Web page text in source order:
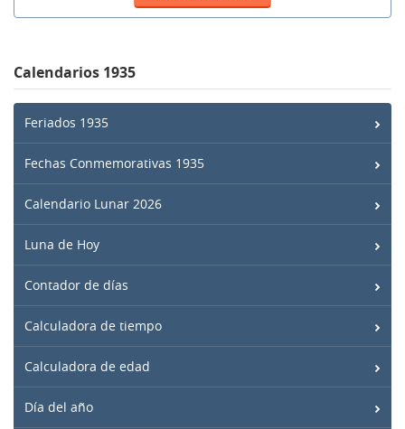
Calendarios 1935
Feriados 1935
Fechas Conmemorativas 1935
Calendario Lunar 2026
Luna de Hoy
Contador de días
Calculadora de tiempo
Calculadora de edad
Día del año